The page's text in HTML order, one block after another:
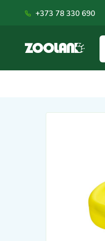
+373 78 330 690